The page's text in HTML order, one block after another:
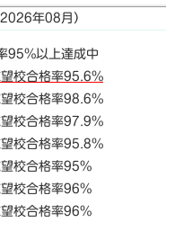
2026年08月 ）
95%以上達成中
校合格率95.6%
校合格率98.6%
校合格率97.9%
校合格率95.8%
校合格率95%
校合格率96%
校合格率96%